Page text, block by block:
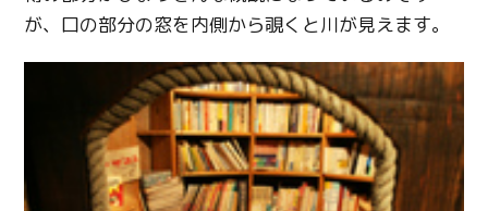
が、口の部分の窓を内側から覗くと川が見えます。